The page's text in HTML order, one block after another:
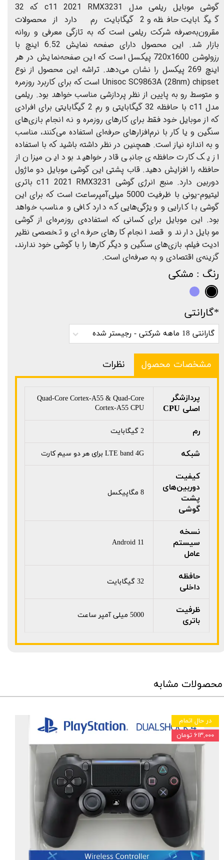
گوشی موبایل ریلمی مدل c11 2021 RMX3231 که 32
گیگابایت حافظه و 2 گیگابایت رم دارد از محصولات
مقرون‌به‌صرفه شرکت ریلمی است که به تازگی معرفی و روانه
بازار شد. این محصول دارای صفحه نمایش 6.52 اینچ با
رزولوشن 720x1600 پیکسل است که این صفحه‌نمایش در هر
اینچ 269 پیکسل را نشان می‌دهد. تراشه این محصول از نوع
Unisoc SC9863A (28nm) chipset است که برای کاربرد روزمره
و متوسط رو به پایین از نظر پردازشی مناسب خواهد بود. ریلمی
مدل c11 با حافظه 32 گیگابایتی و رم 2 گیگابایتی برای افرادی
که از موبایل خود فقط برای کارهای روزمره و نه انجام بازی‌های
سنگین و یا کار با نرم‌افزارهای حرفه‌ای استفاده می‌کنند، مناسب
و به اندازه نیاز است. همچنین در نظر داشته باشید که با استفاده
از یک کارت حافظه‌ی جانبی قادر خواهید بود این میزان از
حافظه را افزایش دهید. قاب پشتی این گوشی موبایل دو ماژول
دوربین دارد. منبع انرژی گوشی c11 2021 RMX3231 باتری
لیتیوم-یونی با ظرفیت 5000 میلی‌آمپرساعت است که برای این
گوشی با کارایی و ویژگی‌هایی که دارد کافی و مناسب خواهد
بود. این موبایل برای کسانی که استفاده‌ی روزمره‌ای از گوشی
موبایل دارند و قصد انجام کارهای حرفه‌ای و تخصصی نظیر
ادیت فیلم، بازی‌های سنگین و دیگر کارها را با گوشی خود ندارند،
گزینه‌ی اقتصادی و به صرفه‌ای است.
رنگ : مشکی
*گارانتی
گارانتی 18 ماهه شرکتی - رجیستر شده
مشخصات محصول نظرات
پردازشگر
اصلی CPU
Quad-Core Cortex-A55 & Quad-Core
Cortex-A55 CPU
رم 2 گیگابایت
شبکه LTE band 4G برای هر دو سیم کارت
کیفیت
دوربین‌های
پشت
گوشی
8 مگاپیکسل
نسخه
سیستم
عامل
Android 11
حافظه
داخلی
32 گیگابایت
ظرفیت
باتری
5000 میلی آمپر ساعت
محصولات مشابه
در حال اتمام
۶۱۳,۰۰۰ تومان